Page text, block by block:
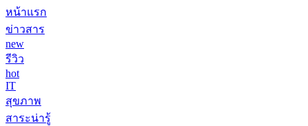
หน้าแรก
ข่าวสาร
new
รีวิว
hot
IT
สุขภาพ
สาระน่ารู้